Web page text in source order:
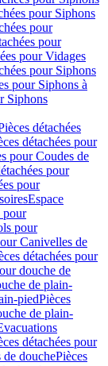
pour Siphons
pour
pour
pour Vidages
pour Siphons
pour Siphons à
Siphons
détachées
détachées pour
pour Coudes de
pour
pour
Espace
pour
pour
Canivelles de
détachées pour
douche de
de plain-
piedPièces
de plain-
détachées pour
de douchePièces